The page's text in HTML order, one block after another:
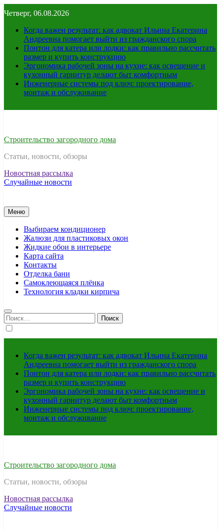
к
содержимому
Четверг, 06.08.2026
Когда важен результат: как адвокат Ильина Екатерина
Андреевна помогает выйти из гражданского спора
Понтон для катера или лодки: как правильно рассчитать
размер и купить конструкцию
Эргономика рабочей зоны на кухне: как освещение и
кухонный гарнитур делают быт комфортным
Инженерные системы под ключ: проектирование,
монтаж и обслуживание
Строительство загородного дома
Статьи, новости, обзоры
Новостная рассылка
Случайные новости
Меню
Выбираем кондиционер
Жалюзи для пластиковых окон
Жидкие обои в интерьере
Карта сайта
Контакты
Отделка бани
Самоклеющаяся плёнка
Технология кладки кирпича
Найти:
Когда важен результат: как адвокат Ильина Екатерина
Андреевна помогает выйти из гражданского спора
Понтон для катера или лодки: как правильно рассчитать
размер и купить конструкцию
Эргономика рабочей зоны на кухне: как освещение и
кухонный гарнитур делают быт комфортным
Инженерные системы под ключ: проектирование,
монтаж и обслуживание
Строительство загородного дома
Статьи, новости, обзоры
Новостная рассылка
Случайные новости